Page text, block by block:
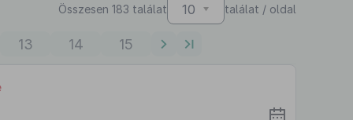
Összesen 183 találat 10 találat / oldal
13 14 15